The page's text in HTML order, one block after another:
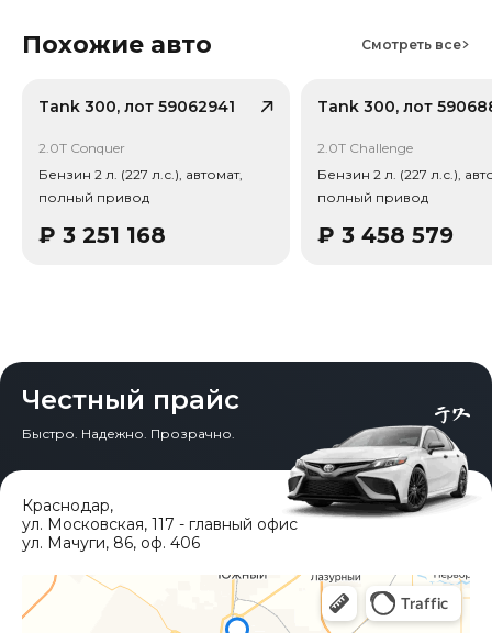
уточняйте при обращении. Гарантируем полную
«Компактный кроссовер (SUV)» (эко-стандарт Китай VI),
привода: Полный привод (AWD). Также по паспорту
комплектации: Тип энергии: Бензин, Трансмиссия: 8-ст.
мест (кроссовер/SUV), Тип кузова/посадка:
(PM2.5), Задние воздуховоды, Блокировка
Лепестки переключения передач, Подогрев руля,
Цифровая приборная панель, Встроенный
видеорегистратор.
Похожие авто Смотреть все
Tank 300, лот 59062941
2.0T Conquer
Бензин 2 л. (227 л.с.), автомат,
полный привод
₽ 3 251 168
Tank 300, лот
2.0T Challenge
Бензин 2 л. (227 л.с.),
полный привод
₽ 3 458 579
Честный прайс
Быстро. Надежно. Прозрачно.
Краснодар,
ул. Московская, 117 - главный офис
ул. Мачуги, 86, оф. 406